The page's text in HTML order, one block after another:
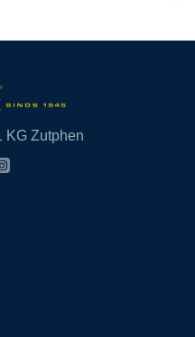
KG Zutphen